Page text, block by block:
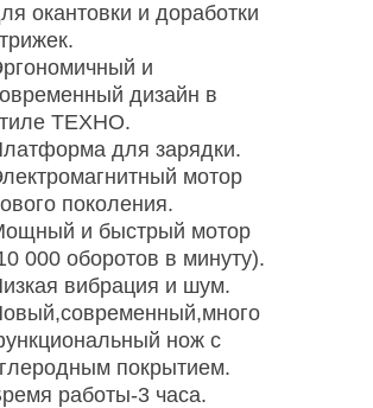
окантовки и доработки
и
дизайн в
ТЕХНО.
для зарядки.
мотор
поколения.
и быстрый мотор
000 оборотов в минуту).
вибрация и шум.
нож с
покрытием.
работы-3 часа.